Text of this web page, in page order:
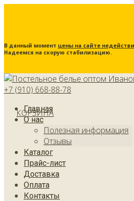
В данный момент цены на сайте
Надеемся на скорую стабилизацию.
+7 (910) 668-88-78
КОРЗИНА
Главная
О нас
Полезная информация
Отзывы
Каталог
Прайс-лист
Доставка
Оплата
Контакты